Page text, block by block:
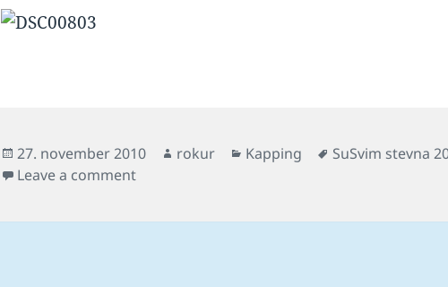
Posted
on
27. november 2010 Author
rokur Categories
Kapping Tags
SuSvim stevna
Leave a commenton Magnus 2:10.51 og juniormet í 200 blandað